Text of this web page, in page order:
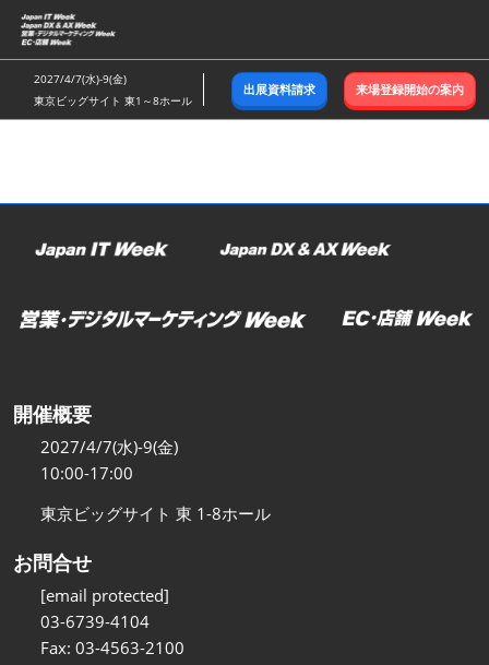
ス
キ
ッ
し
む
2027/4/7(水)-9(金)
東京ビッグサイト 東1～8ホール
出展資料請求 来場登録開始の案内
開催概要
2027/4/7(水)-9(金)
10:00-17:00
東京ビッグサイト 東 1-8ホール
お問合せ
[email protected]
03-6739-4104
Fax: 03-4563-2100